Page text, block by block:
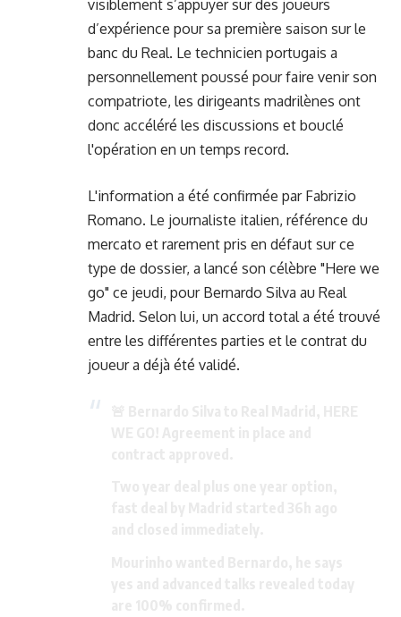
visiblement s’appuyer sur des joueurs
d’expérience pour sa première saison sur le
banc du Real. Le technicien portugais a
personnellement poussé pour faire venir son
compatriote, les dirigeants madrilènes ont
donc accéléré les discussions et bouclé
l'opération en un temps record.
L'information a été confirmée par Fabrizio
Romano. Le journaliste italien, référence du
mercato et rarement pris en défaut sur ce
type de dossier, a lancé son célèbre "Here we
go" ce jeudi, pour Bernardo Silva au Real
Madrid. Selon lui, un accord total a été trouvé
entre les différentes parties et le contrat du
joueur a déjà été validé.